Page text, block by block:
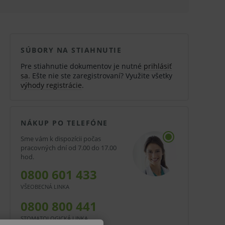
SÚBORY NA STIAHNUTIE
Pre stiahnutie dokumentov je nutné prihlásiť
sa. Ešte nie ste zaregistrovaní? Využite všetky
výhody registrácie.
NÁKUP PO TELEFÓNE
Sme vám k dispozícii počas
pracovných dní od 7.00 do 17.00
hod.
0800 601 433
VŠEOBECNÁ LINKA
0800 800 441
STOMATOLOGICKÁ LINKA